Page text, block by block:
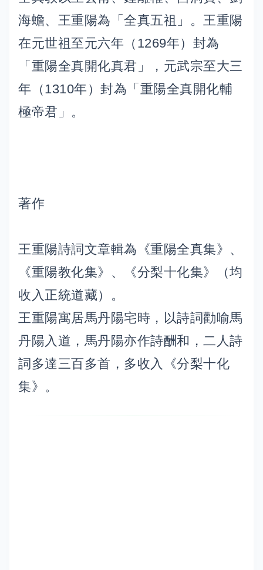
海蟾、王重陽為「全真五祖」。王重陽
在元世祖至元六年（1269年）封為
「重陽全真開化真君」，元武宗至大三
年（1310年）封為「重陽全真開化輔
極帝君」。
著作
王重陽詩詞文章輯為《重陽全真集》、
《重陽教化集》、《分梨十化集》（均
收入正統道藏）。
王重陽寓居馬丹陽宅時，以詩詞勸喻馬
丹陽入道，馬丹陽亦作詩酬和，二人詩
詞多達三百多首，多收入《分梨十化
集》。